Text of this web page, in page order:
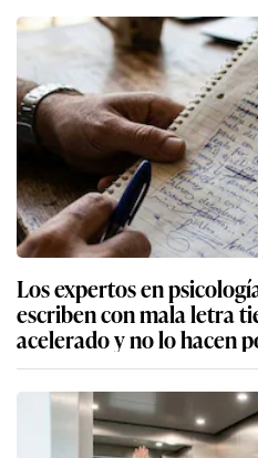
Los expertos en
escriben con mala letra
acelerado y no lo hacen